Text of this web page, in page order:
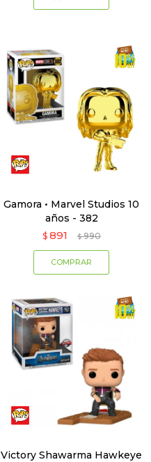
Gamora • Marvel Studios 10
años - 382
$ 891 $ 990
Victory Shawarma Hawkeye